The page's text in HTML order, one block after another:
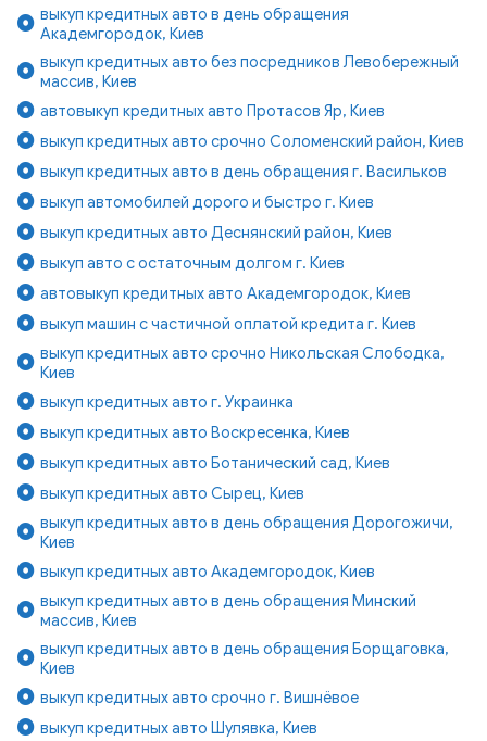
выкуп кредитных авто в день обращения
Академгородок, Киев
выкуп кредитных авто без посредников Левобережный
массив, Киев
автовыкуп кредитных авто Протасов Яр, Киев
выкуп кредитных авто срочно Соломенский район, Киев
выкуп кредитных авто в день обращения г. Васильков
выкуп автомобилей дорого и быстро г. Киев
выкуп кредитных авто Деснянский район, Киев
выкуп авто с остаточным долгом г. Киев
автовыкуп кредитных авто Академгородок, Киев
выкуп машин с частичной оплатой кредита г. Киев
выкуп кредитных авто срочно Никольская Слободка,
Киев
выкуп кредитных авто г. Украинка
выкуп кредитных авто Воскресенка, Киев
выкуп кредитных авто Ботанический сад, Киев
выкуп кредитных авто Сырец, Киев
выкуп кредитных авто в день обращения Дорогожичи,
Киев
выкуп кредитных авто Академгородок, Киев
выкуп кредитных авто в день обращения Минский
массив, Киев
выкуп кредитных авто в день обращения Борщаговка,
Киев
выкуп кредитных авто срочно г. Вишнёвое
выкуп кредитных авто Шулявка, Киев